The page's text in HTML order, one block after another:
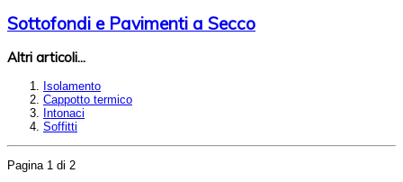
Sottofondi e Pavimenti a Secco
Altri articoli...
Isolamento
Cappotto termico
Intonaci
Soffitti
Pagina 1 di 2